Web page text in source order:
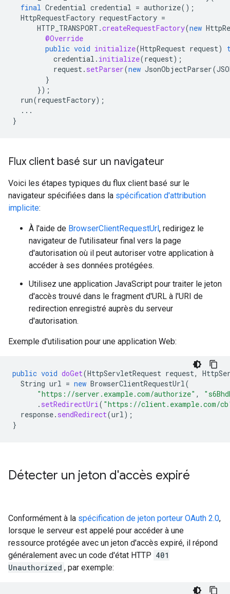
final Credential credential = authorize();
HttpRequestFactory requestFactory =
HTTP_TRANSPORT .createRequestFactory(new
@Override
public void initialize(HttpRequest request)
credential . initialize(request);
request. setParser(new JsonObjectParser(
}
});
run(requestFactory);
...
}
Flux client basé sur un navigateur
Voici les étapes typiques du flux client basé sur le
navigateur spécifiées dans la spécification d'attribution
implicite:
À l'aide de BrowserClientRequestUrl, redirigez le
navigateur de l'utilisateur final vers la page
d'autorisation où il peut autoriser votre application à
accéder à ses données protégées.
Utilisez une application JavaScript pour traiter le jeton
d'accès trouvé dans le fragment d'URL à l'URI de
redirection enregistré auprès du serveur
d'autorisation.
Exemple d'utilisation pour une application Web:
public void doGet(HttpServletRequest request,
String url = new BrowserClientRequestUrl(
"https://server.example.com/authorize" ,
. setRedirectUri( "https://client.example.com/
response. sendRedirect(url);
}
Détecter un jeton d'accès expiré
Conformément à la spécification de jeton porteur OAuth 2.0,
lorsque le serveur est appelé pour accéder à une
ressource protégée avec un jeton d'accès expiré, il répond
généralement avec un code d'état HTTP 401
Unauthorized , par exemple: